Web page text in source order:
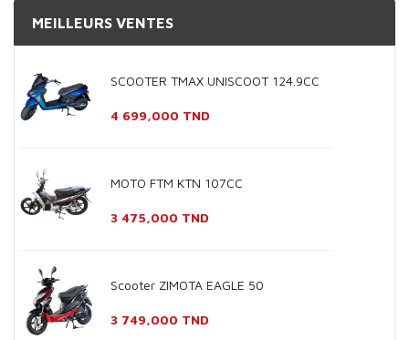
MEILLEURS VENTES
SCOOTER TMAX UNISCOOT 124.9CC
Prix
4 699,000 TND
MOTO FTM KTN 107CC
Prix
3 475,000 TND
Scooter ZIMOTA EAGLE 50
Prix
3 749,000 TND